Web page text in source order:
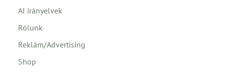
AI irányelvek
Rólunk
Reklám/Advertising
Shop